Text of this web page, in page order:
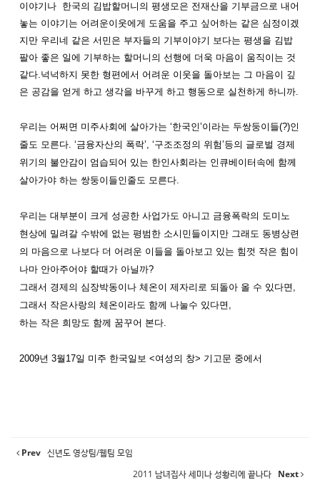
이야기나 한국의 김밥할머니의 평생모은 전재산을 기부금으로 내어
놓는 이야기는 어려운이웃에게 도움을 주고 싶어하는 같은 심정이겠
지만 우리네 같은 서민은 부자들의 기부이야기 보다는 평생을 김밥
팔아 좋은 일에 기부하는 할머니의 선행에 더욱 마음이 움직이는 것
같다.넉넉하지 못한 형편에서 어려운 이웃을 돌아보는 그 마음이 깊
은 공감을 얻게 하고 생각을 바꾸게 하고 행동으로 실천하게 하니까.
우리는 어쩌면 미 주사회에 살아가는 ‘한국인’이라는 두쌍둥이들(?)인
줄도 모른다. ‘금융자산의 폭락’, ‘구조조정의 위험’등의 글로벌 경제
위기의 불안감이 엄습되어 있는 한인사회라는 인큐베이터 속에 함께
살아가야 하는 쌍둥이들인줄도 모른다.
우리는 대부분이 크게 성공한 사업가도 아니고 금융폭락의 도미노
현상에 밀려갈 수밖에 없는 평범한 소시민들이지만 그래도 동병상련
의 마음으로 나보다 더 어려운 이들을 돌아보고 있는 힘껏 작은 힘이
나마 안아주어야 할때가 아닐까?
그래서 경제의 심장박동이나 체온이 제자리로 되돌아 올 수 있다면,
그래서 작은사랑의 체온이라도 함께 나눌수 있다면,
하는 작은 희망도 함께 꿈꾸어 본다.
2009년 3월17일 미주 한국일보 <여성의 창> 기고문 중에서
Prev 신년도 영상팀/웹팀 모임
2011 남녀집사 세미나 성황리에 끝나다 Next